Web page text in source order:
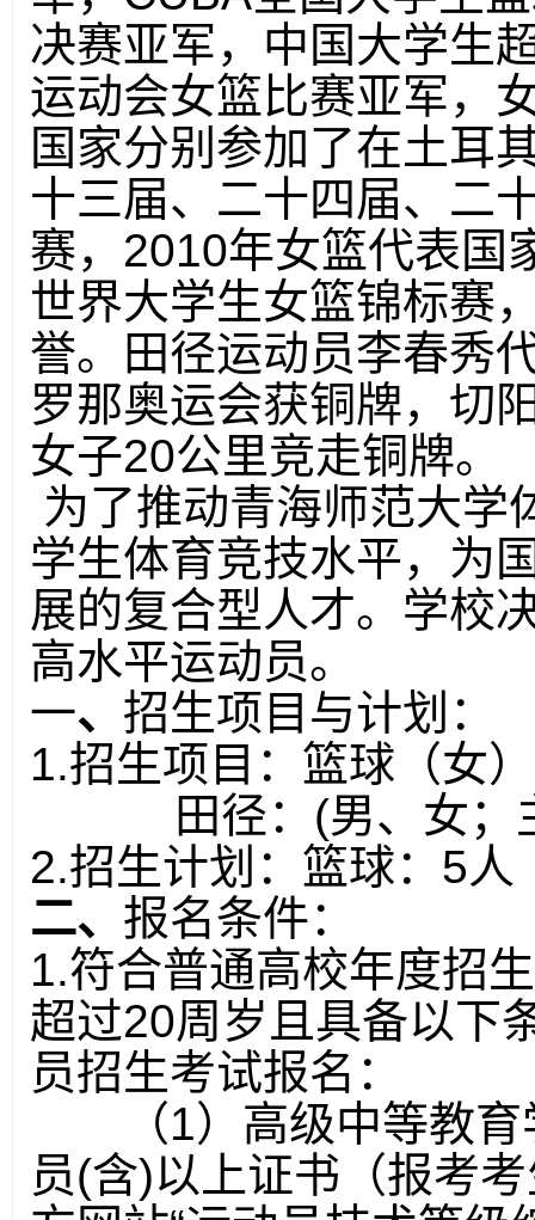
决赛亚军，中国大学生
运动会女篮比赛亚军，
国家分别参加了在土耳
十三届、二十四届、二
赛， 2010年女篮代表国
世界大学生女篮锦标赛
誉。田径运动员李春秀
罗那奥运会获铜牌，切
女子20公里竞走铜牌。
为了推动青海师范大学
学生体育竞技水平，为
展的复合型人才。学校
高水平运动员。
一、 招生项目与计划：
1.招生项目：篮球（女）
田径： (男、女；
2.招生计划：篮球： 5人
二、 报名条件：
1.符合普通高校年度招
超过20周岁且具备以下
员招生考试报名：
（1）高级中等教
员(含)以上证书（报考